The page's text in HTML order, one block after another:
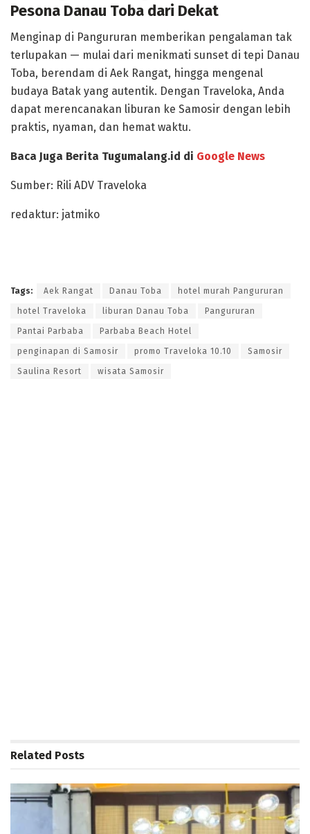
Pesona Danau Toba dari Dekat
Menginap di Pangururan memberikan pengalaman tak
terlupakan — mulai dari menikmati sunset di tepi Danau
Toba, berendam di Aek Rangat, hingga mengenal
budaya Batak yang autentik. Dengan Traveloka, Anda
dapat merencanakan liburan ke Samosir dengan lebih
praktis, nyaman, dan hemat waktu.
Baca Juga Berita Tugumalang.id di Google News
Sumber: Rili ADV Traveloka
redaktur: jatmiko
Tags: Aek Rangat Danau Toba hotel murah Pangururan
hotel Traveloka liburan Danau Toba Pangururan
Pantai Parbaba Parbaba Beach Hotel
penginapan di Samosir promo Traveloka 10.10 Samosir
Saulina Resort wisata Samosir
Related Posts